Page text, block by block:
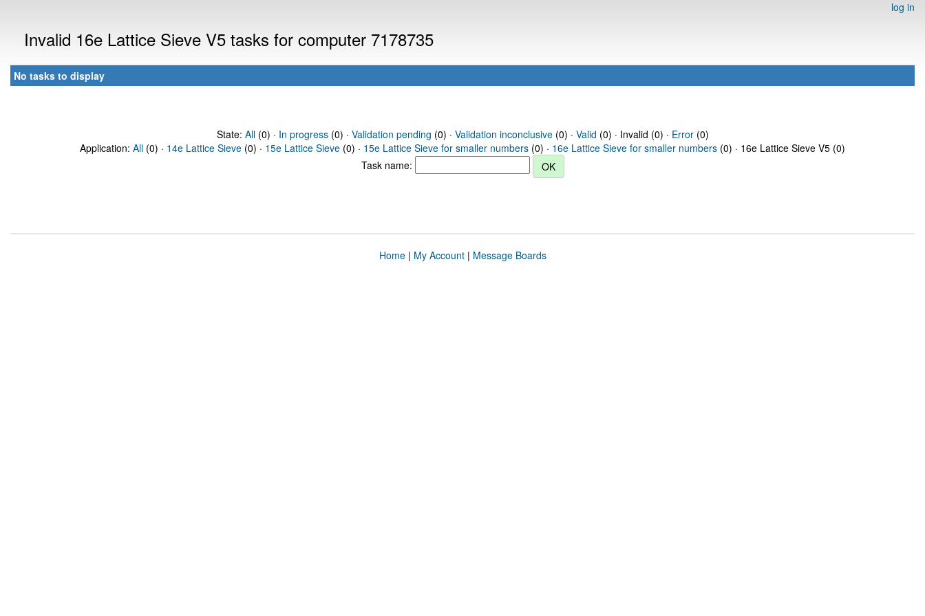
log in
Invalid 16e Lattice Sieve V5 tasks for computer 7178735
No tasks to display
State: All(0) · In progress(0) · Validation pending (0) · Validation inconclusive(0) · Valid (0) · Invalid (0) · Error(0)
Application: All (0) · 14e Lattice Sieve (0) · 15e Lattice Sieve (0) · 15e Lattice Sieve for smaller numbers (0) · 16e Lattice Sieve for smaller numbers (0) · 16e Lattice Sieve V5 (0)
Task name:
Home| My Account| Message Boards